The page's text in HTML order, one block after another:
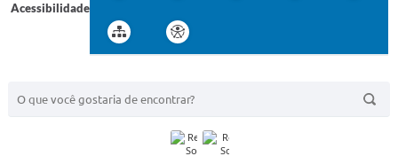
Acessibilidade